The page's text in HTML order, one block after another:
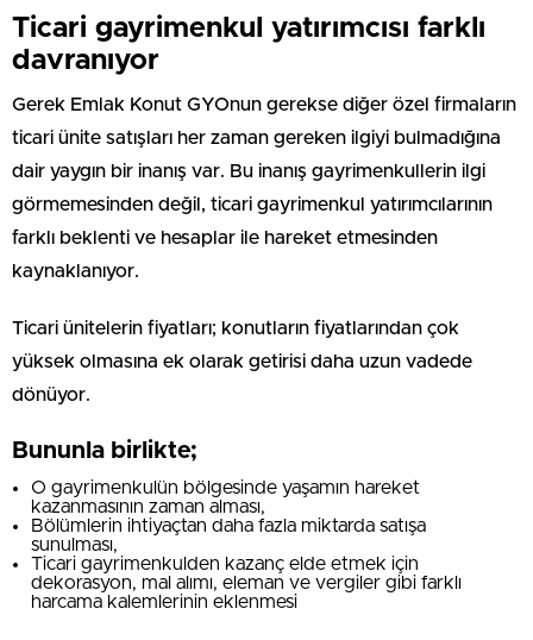
Ticari gayrimenkul yatırımcısı farklı
davranıyor
Gerek Emlak Konut GYOnun gerekse diğer özel firmaların
ticari ünite satışları her zaman gereken ilgiyi bulmadığına
dair yaygın bir inanış var. Bu inanış gayrimenkullerin ilgi
görmemesinden değil, ticari gayrimenkul yatırımcılarının
farklı beklenti ve hesaplar ile hareket etmesinden
kaynaklanıyor.
Ticari ünitelerin fiyatları; konutların fiyatlarından çok
yüksek olmasına ek olarak getirisi daha uzun vadede
dönüyor.
Bununla birlikte;
O gayrimenkulün bölgesinde yaşamın hareket
kazanmasının zaman alması,
Bölümlerin ihtiyaçtan daha fazla miktarda satışa
sunulması,
Ticari gayrimenkulden kazanç elde etmek için
dekorasyon, mal alımı, eleman ve vergiler gibi farklı
harcama kalemlerinin eklenmesi